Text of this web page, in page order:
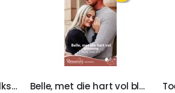
Die monster in my melkskommel Belle, met die hart vol blomme (EBOEK)